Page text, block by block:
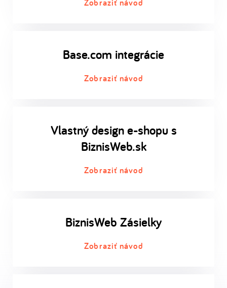
Zobraziť návod
Base.com integrácie
Zobraziť návod
Vlastný design e-shopu s
BiznisWeb.sk
Zobraziť návod
BiznisWeb Zásielky
Zobraziť návod